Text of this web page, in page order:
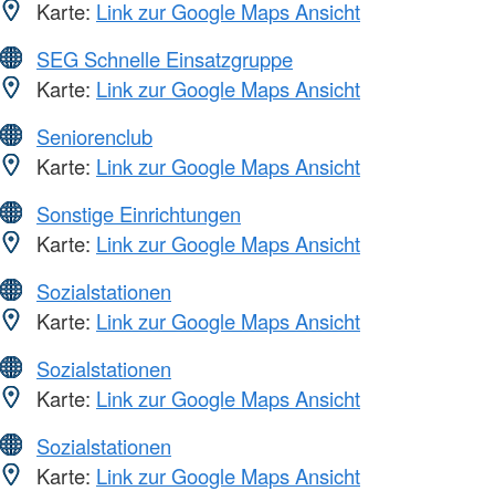
Karte: Link zur Google Maps Ansicht
SEG Schnelle Einsatzgruppe
Karte: Link zur Google Maps Ansicht
Seniorenclub
Karte: Link zur Google Maps Ansicht
Sonstige Einrichtungen
Karte: Link zur Google Maps Ansicht
Sozialstationen
Karte: Link zur Google Maps Ansicht
Sozialstationen
Karte: Link zur Google Maps Ansicht
Sozialstationen
Karte: Link zur Google Maps Ansicht